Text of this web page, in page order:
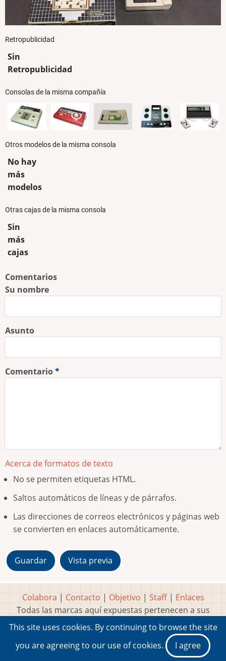
Retropublicidad
Sin
Retropublicidad
Consolas de la misma compañía
Otros modelos de la misma consola
No hay
más
modelos
Otras cajas de la misma consola
Sin
más
cajas
Comentarios
Su nombre
Asunto
Comentario
Acerca de formatos de texto
No se permiten etiquetas HTML.
Saltos automáticos de líneas y de párrafos.
Las direcciones de correos electrónicos y páginas web
se convierten en enlaces automáticamente.
Colabora | Contacto | Objetivo | Staff| Enlaces
Todas las marcas aquí expuestas pertenecen a sus
respectivos y legítimos dueños
Idea, página, contenidos y diseños creados porMarty
2001-2026 Museo del Videojuego®
This site uses cookies. By continuing to browse the site
you are agreeing to our use of cookies.
I agree